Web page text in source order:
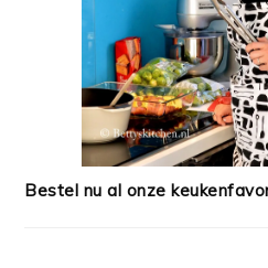
Bestel nu al onze